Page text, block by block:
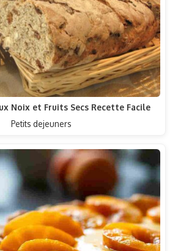
Noix et Fruits Secs Recette Facile
Petits dejeuners